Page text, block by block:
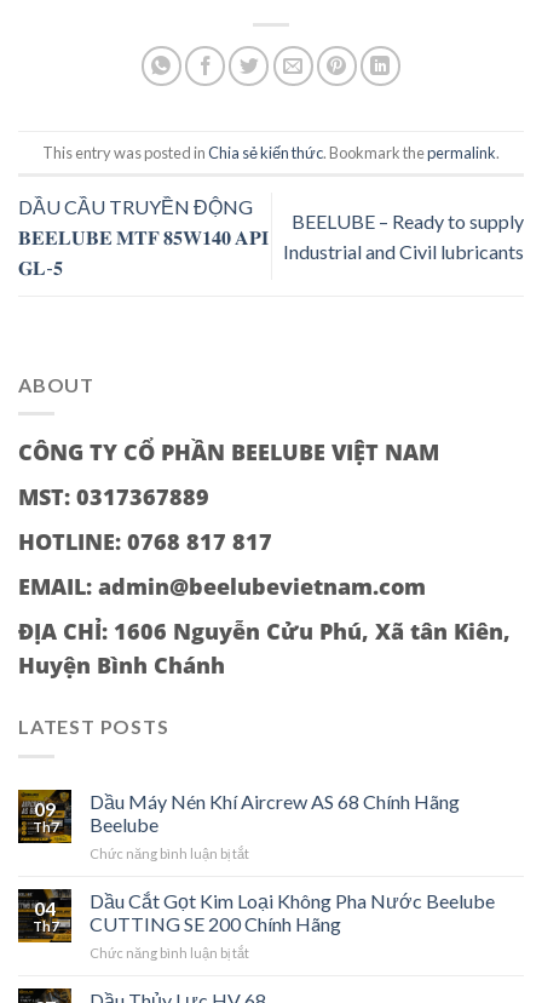
This entry was posted inChia sẻ kiến thức. Bookmark thepermalink.
DẦU CẦU TRUYỀN ĐỘNG
𝐁𝐄𝐄𝐋𝐔𝐁𝐄 𝐌𝐓𝐅 𝟖𝟓𝐖𝟏𝟒𝟎 𝐀𝐏𝐈
𝐆𝐋-𝟓
BEELUBE – Ready to supply
Industrial and Civil lubricants
ABOUT
CÔNG TY CỔ PHẦN BEELUBE VIỆT NAM
MST: 0317367889
HOTLINE: 0768 817 817
EMAIL: admin@beelubevietnam.com
ĐỊA CHỈ: 1606 Nguyễn Cửu Phú, Xã tân Kiên,
Huyện Bình Chánh
LATEST POSTS
09
Th7
Dầu Máy Nén Khí Aircrew AS 68 Chính Hãng
Beelube
Chức năng bình luận bị tắtở
Máy
Nén
Khí
Aircrew
68
04
Th7
Dầu Cắt Gọt Kim Loại Không Pha Nước Beelube
CUTTING SE 200 Chính Hãng
Chức năng bình luận bị tắtở
Cắt